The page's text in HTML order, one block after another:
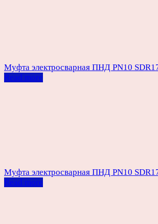
Муфта электросварная ПНД PN10
Read more
Муфта электросварная ПНД PN10
Read more